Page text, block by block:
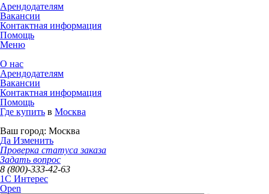
Арендодателям
Вакансии
Контактная информация
Помощь
Меню
О нас
Арендодателям
Вакансии
Контактная информация
Помощь
Где купить в Москва
Ваш город: Москва
Да Изменить
Проверка статуса заказа
Задать вопрос
8 (800)-333-42-63
1C Интерес
Open